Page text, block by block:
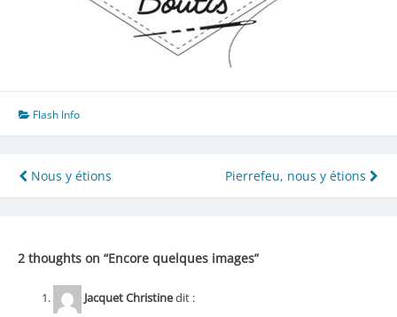
Flash Info
Navigation
de
Nous y étions Pierrefeu, nous y étions
2 thoughts on “Encore quelques images”
Jacquet Christinedit :